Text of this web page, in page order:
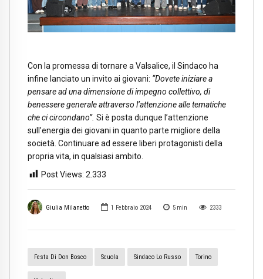
Giulia Milanetto 1 Febbraio 2024 5 min 2333
Festa Di Don Bosco Scuola Sindaco Lo Russo Torino
Con la promessa di tornare a Valsalice, il Sindaco ha
infine lanciato un invito ai giovani: “Dovete iniziare a
pensare ad una dimensione di impegno collettivo, di
benessere generale attraverso l’attenzione alle tematiche
che ci circondano”. Si è posta dunque l’attenzione
sull’energia dei giovani in quanto parte migliore della
società. Continuare ad essere liberi protagonisti della
propria vita, in qualsiasi ambito.
Post Views: 2.333